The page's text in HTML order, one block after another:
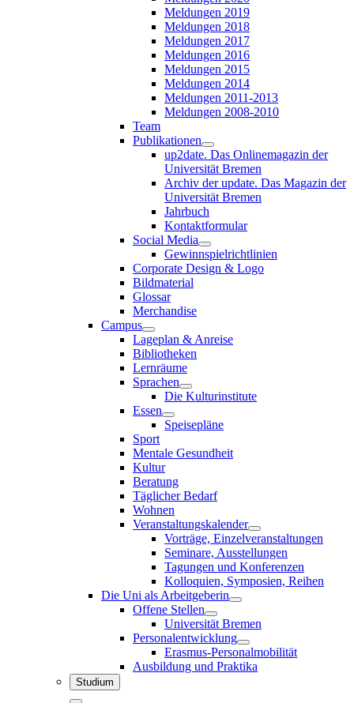
Meldungen 2019
Meldungen 2018
Meldungen 2017
Meldungen 2016
Meldungen 2015
Meldungen 2014
Meldungen 2011-2013
Meldungen 2008-2010
Team
Publikationen
up2date. Das Onlinemagazin der
Universität Bremen
Archiv der update. Das Magazin der
Universität Bremen
Jahrbuch
Kontaktformular
Social Media
Gewinnspielrichtlinien
Corporate Design & Logo
Bildmaterial
Glossar
Merchandise
Campus
Lageplan & Anreise
Bibliotheken
Lernräume
Sprachen
Die Kulturinstitute
Essen
Speisepläne
Sport
Mentale Gesundheit
Kultur
Beratung
Täglicher Bedarf
Wohnen
Veranstaltungskalender
Vorträge, Einzelveranstaltungen
Seminare, Ausstellungen
Tagungen und Konferenzen
Kolloquien, Symposien, Reihen
Die Uni als Arbeitgeberin
Offene Stellen
Universität Bremen
Personalentwicklung
Erasmus-Personalmobilität
Ausbildung und Praktika
Studium